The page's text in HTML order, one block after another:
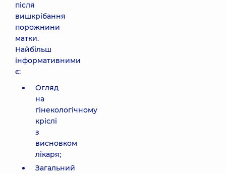
після
вишкрібання
порожнини
матки.
Найбільш
інформативними
є:
Огляд
на
гінекологічному
кріслі
з
висновком
лікаря;
Загальний